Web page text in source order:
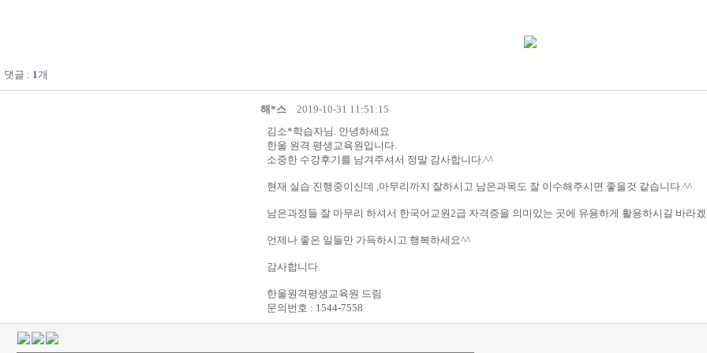
댓글 : 1 개
해*스
2019-10-31 11:51:15
김소*학습자님. 안녕하세요
한울 원격 평생교육원입니다.
소중한 수강후기를 남겨주셔서 정말 감사합니다.^^
현재 실습 진행중이신데 ,마무리까지 잘하시고 남은과목도 잘 이수해주시면 좋을것 같습니다.^^
남은과정들 잘 마무리 하셔서 한국어교원2급 자격증을 의미있는 곳에 유용하게 활용하시길 바라
언제나 좋은 일들만 가득하시고 행복하세요^^
감사합니다.
한울원격평생교육원 드림
문의번호 : 1544-7558